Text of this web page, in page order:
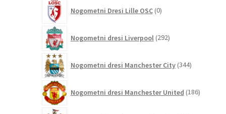
Nogometni Dresi Lille OSC 0izdelkov
Nogometni dresi Liverpool 292izdelkov
Nogometni dresi Manchester City 344izdelkov
Nogometni dresi Manchester United 186izdelkov